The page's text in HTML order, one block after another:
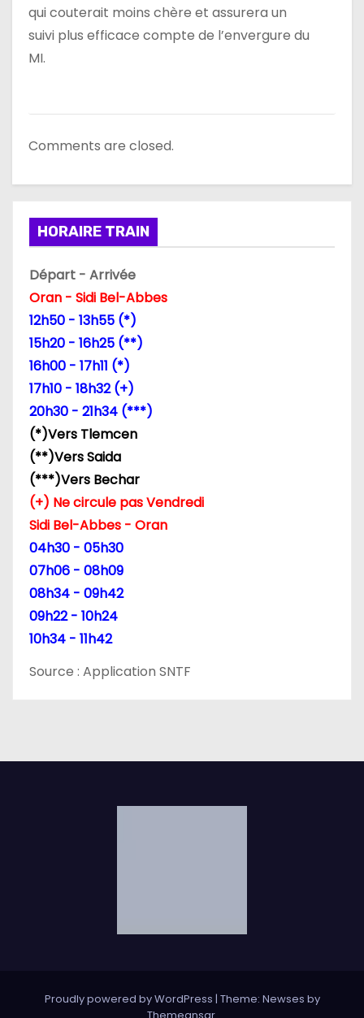
qui couterait moins chère et assurera un
suivi plus efficace compte de l’envergure du
MI.
Comments are closed.
HORAIRE TRAIN
Départ - Arrivée
Oran - Sidi Bel-Abbes
12h50 - 13h55 (*)
15h20 - 16h25 (**)
16h00 - 17h11 (*)
17h10 - 18h32 (+)
20h30 - 21h34 (***)
(*)Vers Tlemcen
(**)Vers Saida
(***)Vers Bechar
(+) Ne circule pas Vendredi
Sidi Bel-Abbes - Oran
04h30 - 05h30
07h06 - 08h09
08h34 - 09h42
09h22 - 10h24
10h34 - 11h42
Source : Application SNTF
Proudly powered by WordPress | Theme: Newses by
Themeansar.